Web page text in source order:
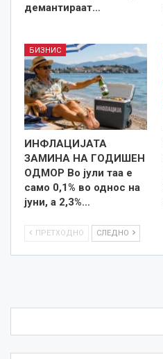
демантираат…
БИЗНИС
ИНФЛАЦИЈАТА
ЗАМИНА НА ГОДИШЕН
ОДМОР Во јули таа е
само 0,1% во однос на
јуни, а 2,3%…
ПРЕТХОДНО СЛЕДНО